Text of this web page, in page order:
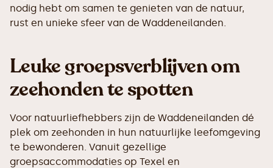
nodig hebt om samen te genieten van de natuur,
rust en unieke sfeer van de Waddeneilanden.
Leuke groepsverblijven om
zeehonden te spotten
Voor natuurliefhebbers zijn de Waddeneilanden dé
plek om zeehonden in hun natuurlijke leefomgeving
te bewonderen. Vanuit gezellige
groepsaccommodaties op Texel en